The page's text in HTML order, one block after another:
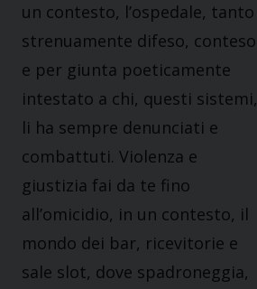
un contesto, l’ospedale, tanto
strenuamente difeso, conteso
e per giunta poeticamente
intestato a chi, questi sistemi,
li ha sempre denunciati e
combattuti. Violenza e
giustizia fai da te fino
all’omicidio, in un contesto, il
mondo dei bar, ricevitorie e
sale slot, dove spadroneggia,